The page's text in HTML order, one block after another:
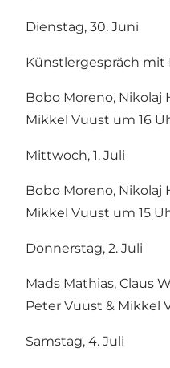
Dienstag, 30. Juni
Künstlergespräch mit
Bobo Moreno, Nikolaj
Mikkel Vuust um 16
Mittwoch, 1. Juli
Bobo Moreno, Nikolaj
Mikkel Vuust um 15
Donnerstag, 2. Juli
Mads Mathias, Claus
Peter Vuust & Mikkel
Samstag, 4. Juli